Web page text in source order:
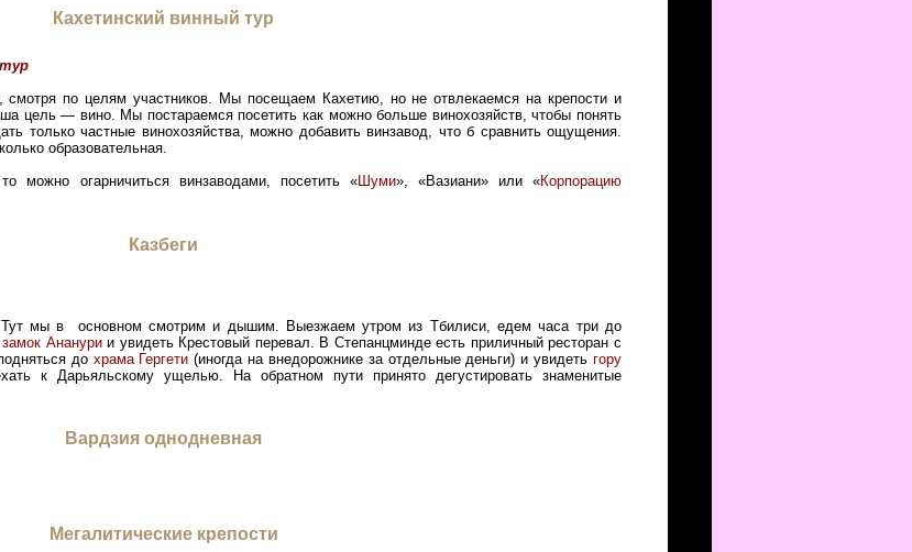
Кахетинский винный тур
смотря по целям участников. Мы посещаем Кахетию, но не отвлекаемся на крепости и
цель — вино. Мы постараемся посетить как можно больше винохозяйств, чтобы понять
только частные винохозяйства, можно добавить винзавод, что б сравнить ощущения.
образовательная.
можно огарничиться винзаводами, посетить «Шуми», «Вазиани» или «Корпорацию
Казбеги
Тут мы в основном смотрим и дышим. Выезжаем утром из Тбилиси, едем часа три до
замок Ананурии увидеть Крестовый перевал. В Степанцминде есть приличный ресторан с
до храма Гергети (иногда на внедорожнике за отдельные деньги) и увидетьгору
к Дарьяльскому ущелью. На обратном пути принято дегустировать знаменитые
Вардзия однодневная
Мегалитические крепости